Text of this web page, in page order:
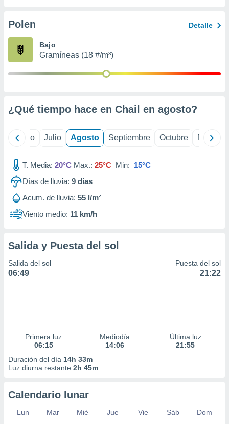
e
mediante
de
Polen Detalle
Bajo
Gramíneas (18 #/m³)
¿Qué tiempo hace en Chail en agosto?
Junio Julio Agosto Septiembre Octubre
T. Media: 20°C Max.: 25°C Min: 15°C
Días de lluvia: 9 días
Acum. de lluvia: 55 l/m²
Viento medio: 11 km/h
Salida y Puesta del sol
Salida del sol
06:49
Puesta del sol
21:22
Primera luz
06:15
Mediodía
14:06
Última luz
21:55
Duración del día 14h 33m
Luz diurna restante 2h 45m
Calendario lunar
Lun Mar Mié Jue Vie Sáb
Dom